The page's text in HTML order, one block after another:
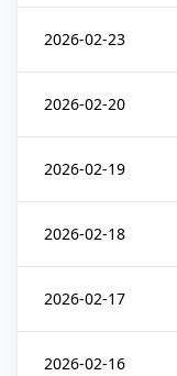
2026-02-23
2026-02-20
2026-02-19
2026-02-18
2026-02-17
2026-02-16